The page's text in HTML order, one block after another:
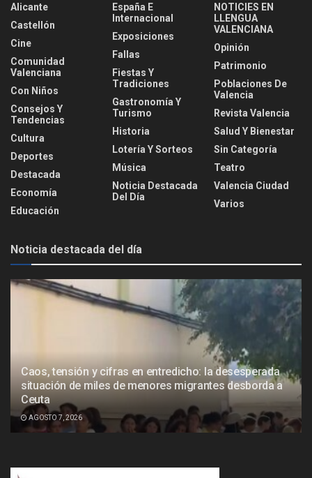
Alicante
Castellón
Cine
Comunidad
Valenciana
Con Niños
Consejos Y
Tendencias
Cultura
Deportes
Destacada
Economía
Educación
España E
Internacional
Exposiciones
Fallas
Fiestas Y
Tradiciones
Gastronomía Y
Turismo
Historia
Lotería Y Sorteos
Música
Noticia Destacada
Del Día
NOTICIES EN
LLENGUA
VALENCIANA
Opinión
Patrimonio
Poblaciones De
Valencia
Revista Valencia
Salud Y Bienestar
Sin Categoría
Teatro
Valencia Ciudad
Varios
Noticia destacada del día
Caos, tensión y cifras en entredicho: la desesperada
situación de miles de menores migrantes desborda a
Ceuta
AGOSTO 7, 2026